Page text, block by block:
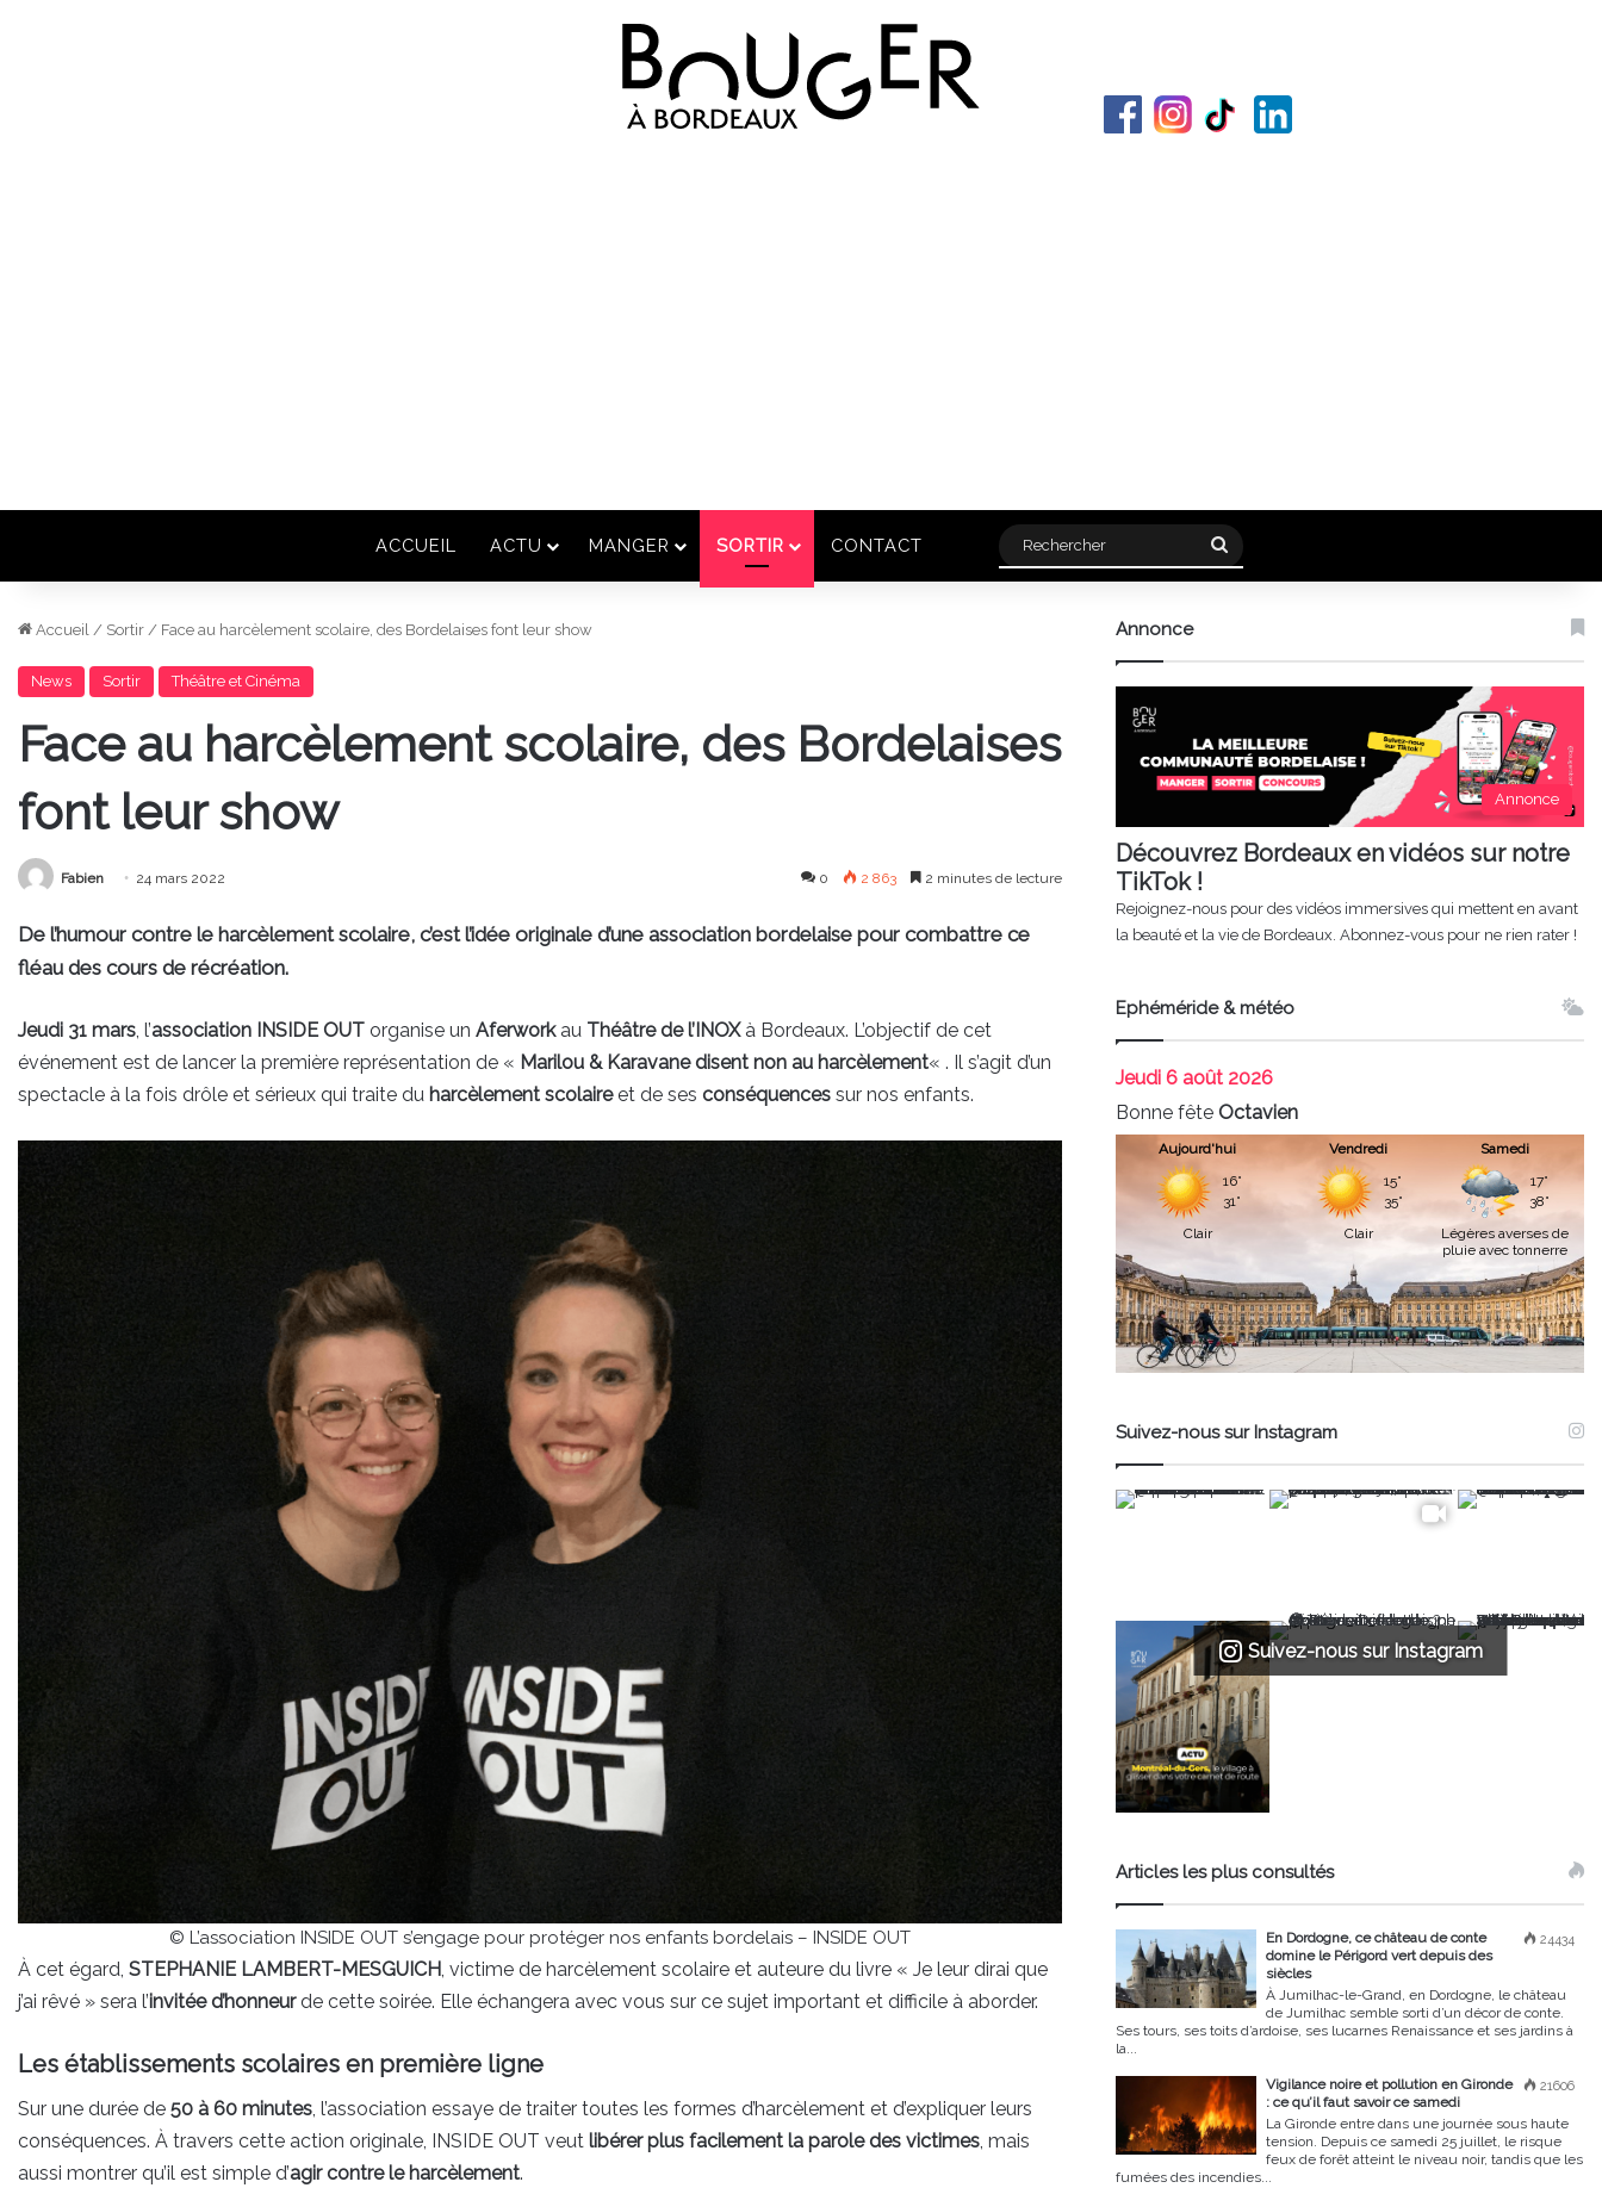
ACCUEIL ACTU MANGER SORTIR CONTACT Rechercher
Accueil / Sortir / Face au harcèlement scolaire, des Bordelaises font leur show
News Sortir Théâtre et Cinéma
Face au harcèlement scolaire, des Bordelaises
font leur show
Fabien 24 mars 2022 0 2 863 2 minutes de lecture
De l’humour contre le harcèlement scolaire, c’est l’idée originale d’une association bordelaise pour combattre ce
fléau des cours de récréation.
Jeudi 31 mars, l’association INSIDE OUT organise un Aferworkau Théâtre de l’INOXà Bordeaux. L’objectif de cet
événement est de lancer la première représentation de « Marilou & Karavane disent non au harcèlement« . Il s’agit d’un
spectacle à la fois drôle et sérieux qui traite du harcèlement scolaireet de ses conséquences sur nos enfants.
© L’association INSIDE OUT s’engage pour protéger nos enfants bordelais – INSIDE OUT
À cet égard, STEPHANIE LAMBERT-MESGUICH, victime de harcèlement scolaire et auteure du livre « Je leur dirai que
j’ai rêvé » sera l’invitée d’honneurde cette soirée. Elle échangera avec vous sur ce sujet important et difficile à aborder.
Les établissements scolaires en première ligne
Sur une durée de 50 à 60 minutes, l’association essaye de traiter toutes les formes d’harcèlement et d’expliquer leurs
conséquences. À travers cette action originale, INSIDE OUT veut libérer plus facilement la parole des victimes, mais
aussi montrer qu’il est simple d’agir contre le harcèlement.
Annonce
Annonce
Découvrez Bordeaux en vidéos sur notre
TikTok !
Rejoignez-nous pour des vidéos immersives qui mettent en avant
la beauté et la vie de Bordeaux. Abonnez-vous pour ne rien rater !
Ephéméride & météo
Jeudi 6 août 2026
Bonne fête Octavien
Aujourd'hui
16°
31°
Clair
Vendredi
15°
35°
Clair
Samedi
17°
38°
Légères averses de
pluie avec tonnerre
Suivez-nous sur Instagram
Suivez-nous sur Instagram
Articles les plus consultés
24434
En Dordogne, ce château de conte
domine le Périgord vert depuis des
siècles
À Jumilhac-le-Grand, en Dordogne, le château
de Jumilhac semble sorti d’un décor de conte.
Ses tours, ses toits d’ardoise, ses lucarnes Renaissance et ses jardins à
la...
21606
Vigilance noire et pollution en Gironde
: ce qu’il faut savoir ce samedi
La Gironde entre dans une journée sous haute
tension. Depuis ce samedi 25 juillet, le risque
feux de forêt atteint le niveau noir, tandis que les
fumées des incendies...